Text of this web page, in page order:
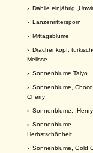
› Dahlie einjährig
› Lanzenrittersporn
› Mittagsblume
› Drachenkopf,
Melisse
› Sonnenblume Taiyo
› Sonnenblume,
Cherry
› Sonnenblume, ,Henry
› Sonnenblume
Herbstschönheit
› Sonnenblume, Gold